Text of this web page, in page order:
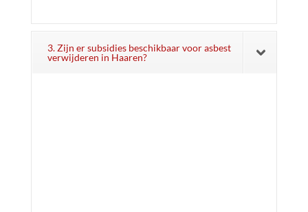
3. Zijn er subsidies beschikbaar voor asbest
verwijderen in Haaren?